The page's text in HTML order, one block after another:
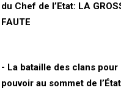
du Chef de l’Etat: LA
FAUTE
- La bataille des clans pour
pouvoir au sommet de l’État